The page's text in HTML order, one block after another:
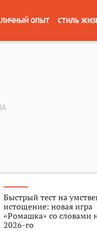
ЛИЧНЫЙ ОПЫТ СТИЛЬ
Быстрый тест на
истощение: новая игра
«Ромашка» со словами
2026-го